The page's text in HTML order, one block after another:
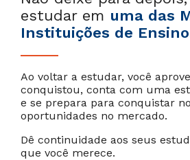
estudar em uma das
Instituições de
Ao voltar a estudar, você
conquistou, conta com uma
e se prepara para conquistar
oportunidades no mercado.
Dê continuidade aos seus
que você merece.